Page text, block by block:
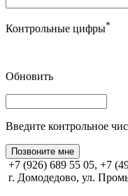
Контрольные цифры*
Обновить
Введите контрольное
Позвоните мне
+7 (926) 689 55 05, +7
г. Домодедово, ул.